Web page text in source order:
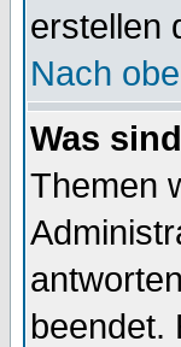
erstellen
Nach
Was
Themen
beendet.